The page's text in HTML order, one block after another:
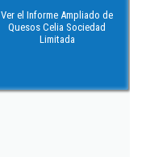
Ver el Informe Ampliado de
Quesos Celia Sociedad
Limitada